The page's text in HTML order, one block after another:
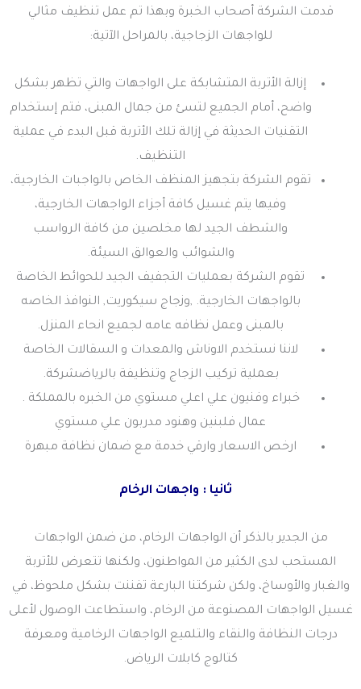
قدمت الشركة أصحاب الخبرة وبهذا تم عمل تنظيف مثالي
للواجهات الزجاجية، بالمراحل الآتية:
إزالة الأتربة المتشابكة على الواجهات والتي تظهر بشكل
واضح، أمام الجميع لتسئ من جمال المبنى، فتم إستخدام
التقنيات الحديثة في إزالة تلك الأتربة قبل البدء في عملية
التنظيف.
تقوم الشركة بتجهيز المنظف الخاص بالواجبات الخارجية،
وفيها يتم غسيل كافة أجزاء الواجهات الخارجية،
والشطف الجيد لها مخلصين من كافة الرواسب
والشوائب والعوالق السيئة.
تقوم الشركة بعمليات التجفيف الجيد للحوائط الخاصة
بالواجهات الخارجية. ,وزجاج سيكوريت, النوافذ الخاصه
بالمبنى وعمل نظافه عامه لجميع انحاء المنزل.
لاننا نستخدم الاوناش والمعدات و السقالات الخاصة
بعملية تركيب الزجاج وتنظيفة بالرياضشركة.
خبراء وفنيون علي اعلي مستوي من الخبره بالمملكة .
عمال فلبنين وهنود مدربون علي مستوي
ارخص الاسعار وارقي خدمة مع ضمان نظافة مبهرة
ثانيا : واجهات الرخام
من الجدير بالذكر أن الواجهات الرخام، من ضمن الواجهات
المستحب لدى الكثير من المواطنون، ولكنها تتعرض للأتربة
والغبار والأوساخ، ولكن شركتنا البارعة تفننت بشكل ملحوظ، في
غسيل الواجهات المصنوعة من الرخام، واستطاعت الوصول لأعلى
درجات النظافة والنقاء والتلميع الواجهات الرخامية ومعرفة
كتالوج كابلات الرياض.